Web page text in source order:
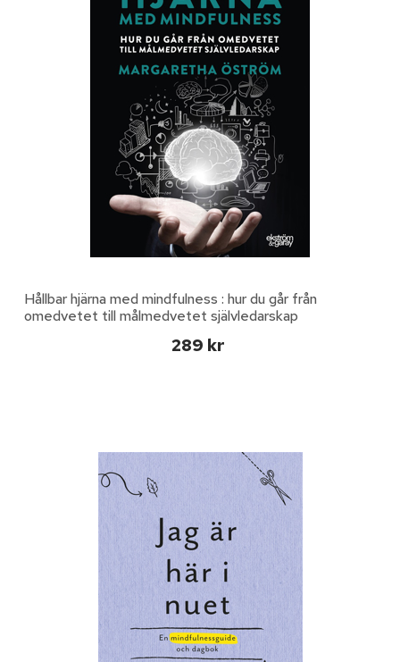
Hållbar hjärna med mindfulness : hur du går från
omedvetet till målmedvetet självledarskap
289 kr